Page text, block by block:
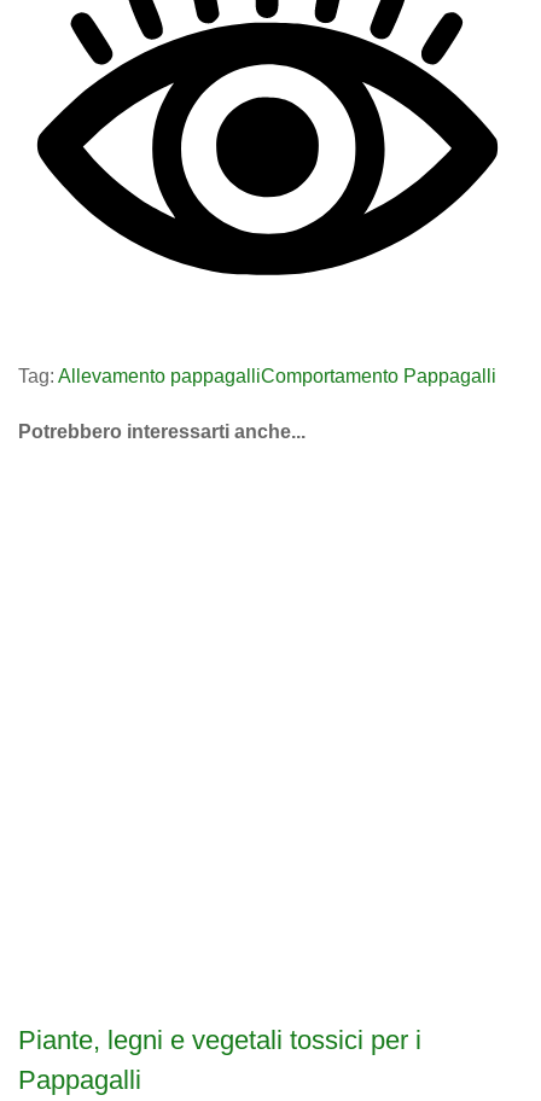
Tag: Allevamento pappagalliComportamento Pappagalli
Potrebbero interessarti anche...
Piante, legni e vegetali tossici per i
Pappagalli